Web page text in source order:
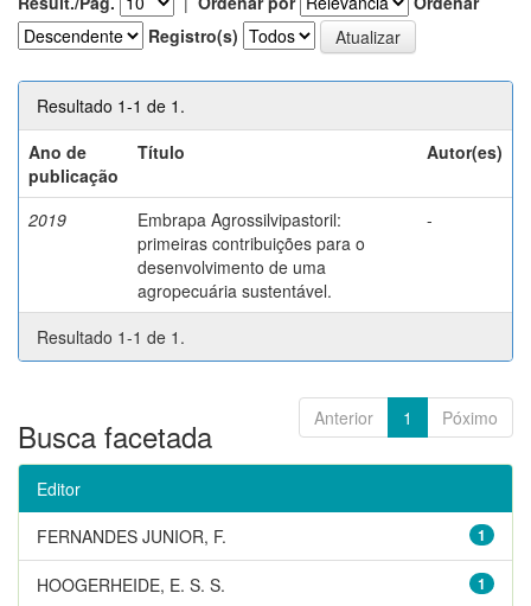
Registro(s)
Resultado 1-1 de 1.
Ano de
publicação
Título Autor(es)
2019
Embrapa Agrossilvipastoril:
primeiras contribuições para o
desenvolvimento de uma
agropecuária sustentável.
-
Resultado 1-1 de 1.
Anterior 1 Póximo
Busca facetada
Editor
1
FERNANDES JUNIOR, F.
1
HOOGERHEIDE, E. S. S.